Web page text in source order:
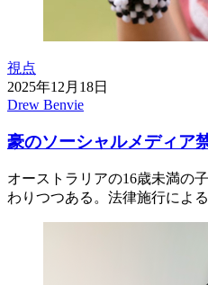
視点
2025年12月18日
Drew Benvie
豪のソーシャルメディア
オーストラリアの16歳未満の
わりつつある。法律施行によ